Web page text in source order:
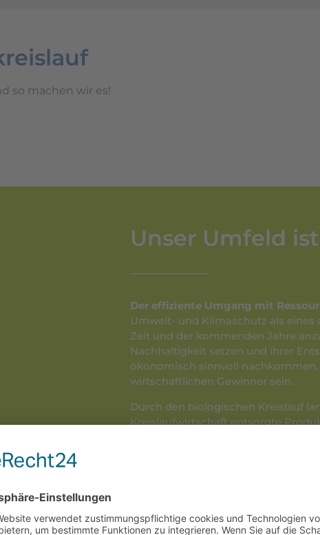
so machen wir es!
Unser Umfeld
Der effiziente Umgang mit
Umwelt- und Klimaschutz als
Zeit und der kommenden Jahre
Nachhaltigkeit setzen und ihrer
ökonomisch sinnvoll
wirtschaftlichen Gewinner sein.
Durch den biologischen Kreislauf
Kreislaufwirtschaft entsorgte
einer nachhaltig sinnvollen
den Meeren und der Natur ein